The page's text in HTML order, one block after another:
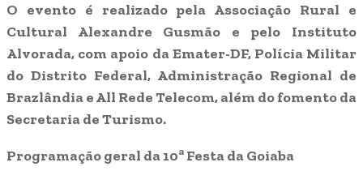
O evento é realizado pela Associação Rural e
Cultural Alexandre Gusmão e pelo Instituto
Alvorada, com apoio da Emater-DF, Polícia Militar
do Distrito Federal, Administração Regional de
Brazlândia e All Rede Telecom, além do fomento da
Secretaria de Turismo.
Programação geral da 10ª Festa da Goiaba